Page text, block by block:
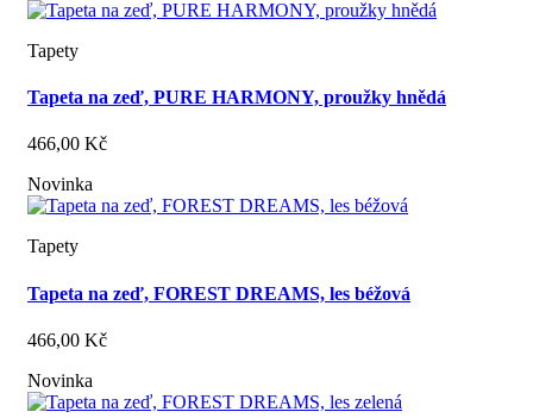
Tapety
Tapeta na zeď, PURE HARMONY, proužky hnědá
466,00 Kč
Novinka
Tapety
Tapeta na zeď, FOREST DREAMS, les béžová
466,00 Kč
Novinka